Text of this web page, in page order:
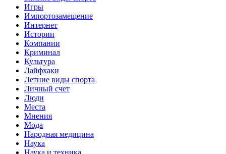
Игры
Импортозамещение
Интернет
Истории
Компании
Криминал
Культура
Лайфхаки
Летние виды спорта
Личный счет
Люди
Места
Мнения
Мода
Народная медицина
Наука